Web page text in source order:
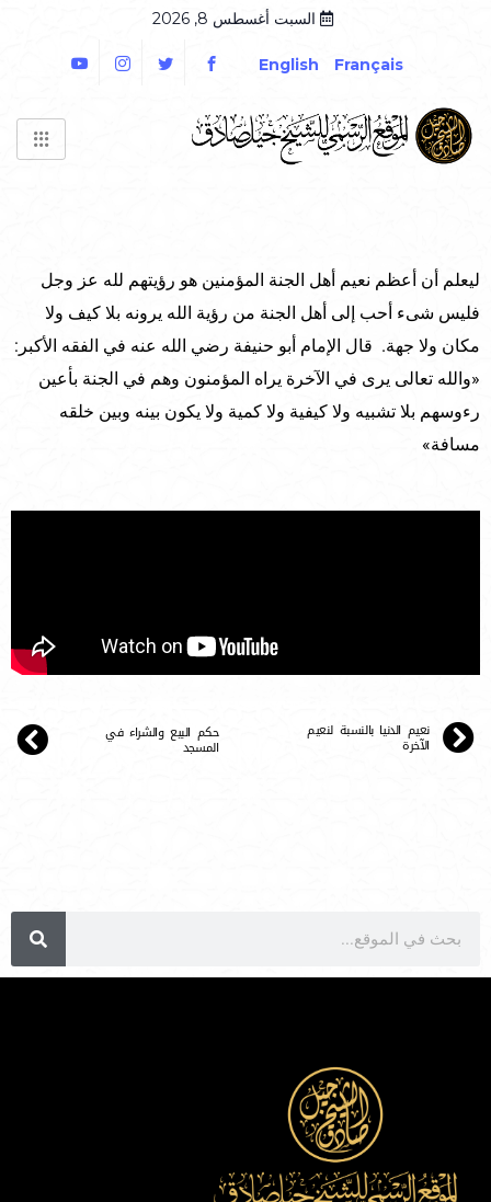
السبت أغسطس 8, 2026
Français
English
ليعلم أن أعظم نعيم أهل الجنة المؤمنين هو رؤيتهم لله عز وجل
فليس شىء أحب إلى أهل الجنة من رؤية الله يرونه بلا كيف ولا
مكان ولا جهة. قال الإمام أبو حنيفة رضي الله عنه في الفقه الأكبر:
«والله تعالى يرى في الآخرة يراه المؤمنون وهم في الجنة بأعين
رءوسهم بلا تشبيه ولا كيفية ولا كمية ولا يكون بينه وبين خلقه
مسافة»
نعيم الدنيا بالنسبة لنعيم
الآخرة
حكم البيع والشراء في
المسجد